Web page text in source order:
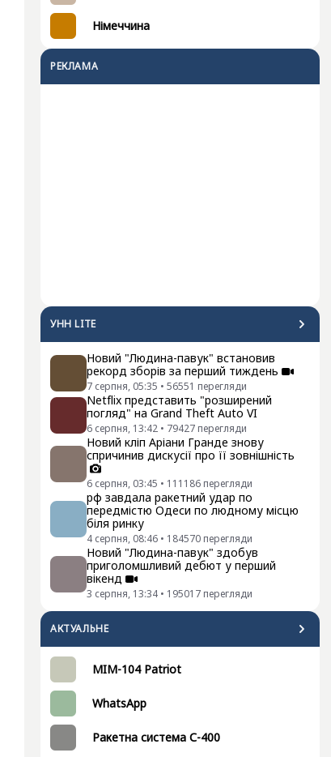
Німеччина
РЕКЛАМА
УНН LITE
Новий "Людина-павук" встановив
рекорд зборів за перший тиждень
7 серпня, 05:35 • 56551 перегляди
Netflix представить "розширений
погляд" на Grand Theft Auto VI
6 серпня, 13:42 • 79427 перегляди
Новий кліп Аріани Гранде знову
спричинив дискусії про її зовнішність
6 серпня, 03:45 • 111186 перегляди
рф завдала ракетний удар по
передмістю Одеси по людному місцю
біля ринку
4 серпня, 08:46 • 184570 перегляди
Новий "Людина-павук" здобув
приголомшливий дебют у перший
вікенд
3 серпня, 13:34 • 195017 перегляди
АКТУАЛЬНЕ
MIM-104 Patriot
WhatsApp
Ракетна система С-400